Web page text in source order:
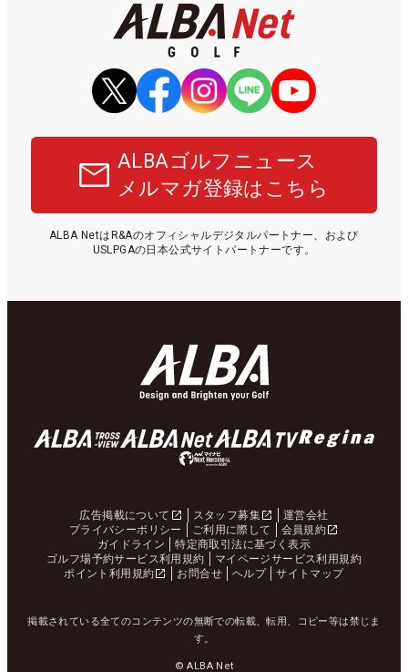
ALBAゴルフニュース
メルマガ登録はこちら
ALBA NetはR&Aのオフィシャルデジタルパートナー、および
USLPGAの日本公式サイトパートナーです。
広告掲載について スタッフ募集
運営会社
プライバシーポリシー
ご利用に際して
会員規約
ガイドライン
特定商取引法に基づく表示
ゴルフ場予約サービス利用規約
マイページサービス利用規約
ポイント利用規約
お問合せ ヘルプ サイトマップ
掲載されている全てのコンテンツの無断での転載、転用、コピー等は禁じま
す。
© ALBA Net